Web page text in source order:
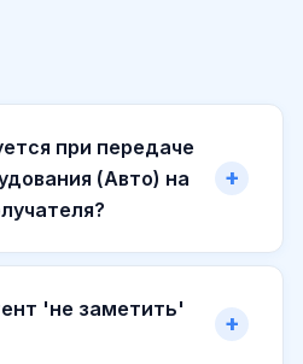
при передаче
(Авто) на
'не заметить'